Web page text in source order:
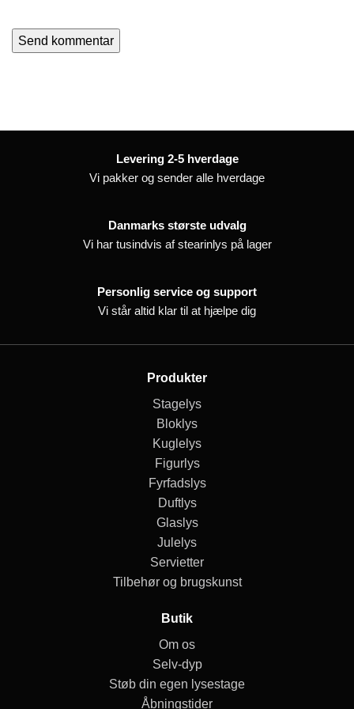
Levering 2-5 hverdage
Vi pakker og sender alle hverdage
Danmarks største udvalg
Vi har tusindvis af stearinlys på lager
Personlig service og support
Vi står altid klar til at hjælpe dig
Produkter
Stagelys
Bloklys
Kuglelys
Figurlys
Fyrfadslys
Duftlys
Glaslys
Julelys
Servietter
Tilbehør og brugskunst
Butik
Om os
Selv-dyp
Støb din egen lysestage
Åbningstider